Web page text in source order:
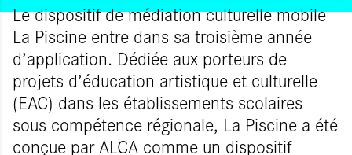
Le dispositif de médiation culturelle mobile
La Piscine entre dans sa troisième année
d’application. Dédiée aux porteurs de
projets d’éducation artistique et culturelle
(EAC) dans les établissements scolaires
sous compétence régionale, La Piscine a été
conçue par ALCA comme un dispositif